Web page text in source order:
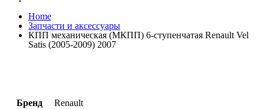
Home
Запчасти и аксессуары
КПП механическая (МКПП) 6-ступенчатая Renault Vel
Satis (2005-2009) 2007
Бренд Renault